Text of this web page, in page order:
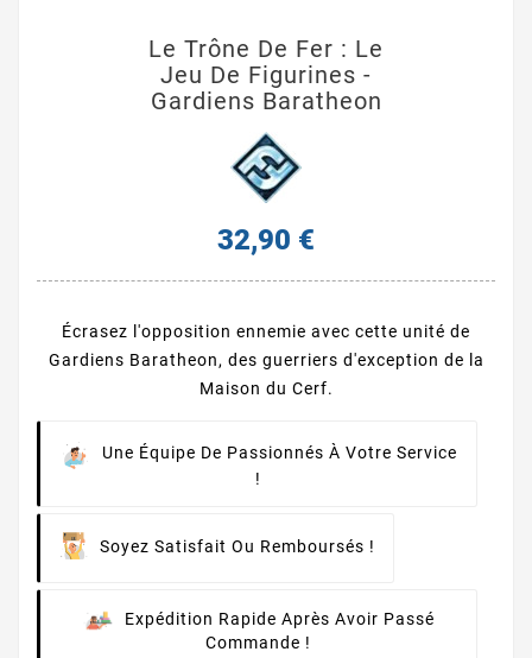
Le Trône De Fer : Le
Jeu De Figurines -
Gardiens Baratheon
32,90 €
Écrasez l'opposition ennemie avec cette unité de
Gardiens Baratheon, des guerriers d'exception de la
Maison du Cerf.
Une Équipe De Passionnés À Votre Service
!
Soyez Satisfait Ou Remboursés !
Expédition Rapide Après Avoir Passé
Commande !